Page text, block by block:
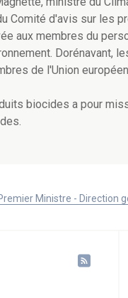
Comité d'avis sur les
aux membres du
de l'Union
biocides a pour
Ministre - Direction